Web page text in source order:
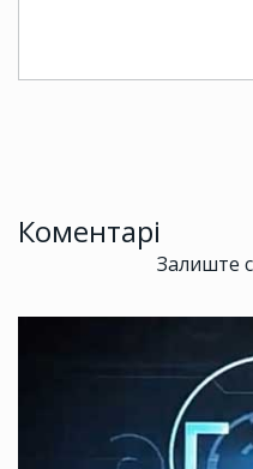
Коментарі
Залиште